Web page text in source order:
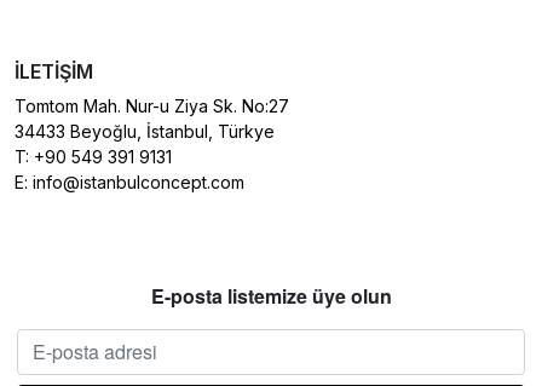
İLETIŞIM
Tomtom Mah. Nur-u Ziya Sk. No:27
34433 Beyoğlu, İstanbul, Türkye
T: +90 549 391 9131
E: info@istanbulconcept.com
E-posta listemize üye olun